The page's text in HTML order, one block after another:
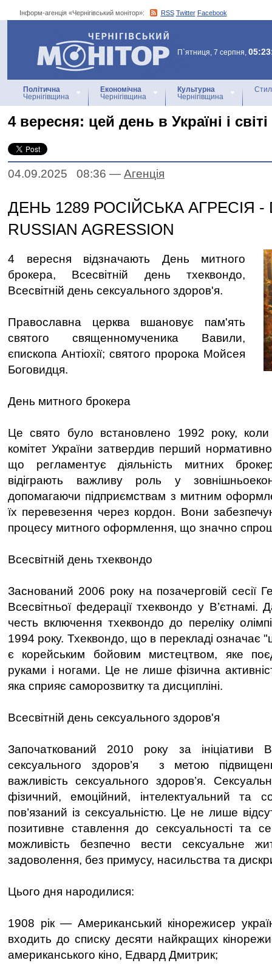
Інформ-агенція «Чернігівський монітор»: RSS Twitter Facebook
Інформ-агенція
«Чернігівський монітор»
П`ятниця, 7 серпня,
Політична
Чернігівщина
Економічна
Чернігівщина
Культурна
Чернігівщина
4 вересня: цей день в Україні і світі
04.09.2025 08:36 — Агенцiя
ДЕНЬ 1289 РОСІЙСЬКА АГРЕСІЯ -
RUSSIAN AGRESSION
4 вересня відзначають День митного
брокера, Всесвітній день тхеквондо,
Всесвітній день сексуального здоров'я.
Православна церква вшановує пам'ять
святого священномученика Вавили,
єпископа Антіохії; святого пророка Мойсея
Боговидця.
День митного брокера
Це свято було встановлено 1992 року,
комітет України затвердив перший
що регламентує діяльність митних
відіграють важливу роль у
допомагаючи підприємствам з митним
їх перевезення через кордон. Вони
процесу митного оформлення, що значно
Всесвітній день тхеквондо
Заснований 2006 року на позачерговій сесії
Всесвітньої федерації тхеквондо у
честь включення тхеквондо до переліку
1994 року. Тхеквондо, що в перекладі означає
є корейським бойовим мистецтвом, яке
руками і ногами. Це не лише фізична
яка сприяє саморозвитку та дисципліні.
Всесвітній день сексуального здоров'я
Започаткований 2010 року за ініціативи
сексуального здоров’я з метою
важливість сексуального здоров’я.
фізичний, емоційний, інтелектуальний та
пов’язаний із сексуальністю. Це не лише
позитивне ставлення до сексуальності та
можливість безпечно вести сексуальне
задоволення, без примусу, насильства та
Цього дня народилися:
1908 рік — Американський кінорежисер
входить до списку десяти найкращих
американського кіно, Едвард Дмитрик;